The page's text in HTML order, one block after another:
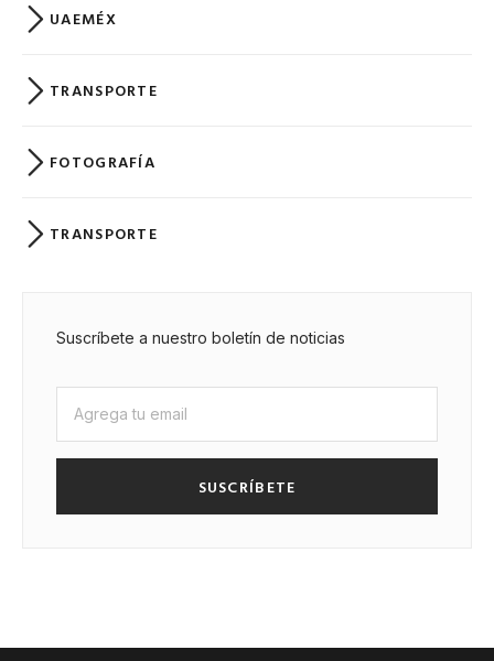
UAEMÉX
TRANSPORTE
FOTOGRAFÍA
TRANSPORTE
Suscríbete a nuestro boletín de noticias
SUSCRÍBETE